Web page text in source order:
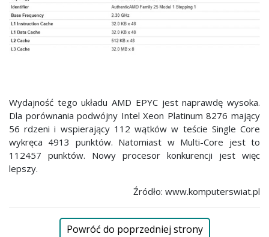
Wydajność tego układu AMD EPYC jest naprawdę wysoka.
Dla porównania podwójny Intel Xeon Platinum 8276 mający
56 rdzeni i wspierający 112 wątków w teście Single Core
wykręca 4913 punktów. Natomiast w Multi-Core jest to
112457 punktów. Nowy procesor konkurencji jest więc
lepszy.
Źródło: www.komputerswiat.pl
Powróć do poprzedniej strony